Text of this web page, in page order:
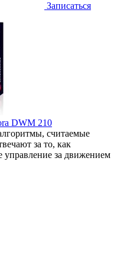
Записаться
DWM 210
считаемые
за то, как
управление за движением